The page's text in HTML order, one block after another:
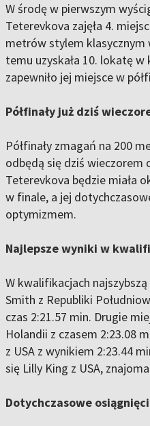
W środę w pierwszym
Teterevkova zajęła 4.
metrów stylem klasycznym
temu uzyskała 10. lokatę
zapewniło jej miejsce w
Półfinały już dziś
Półfinały zmagań na 200
odbędą się dziś wieczorem
Teterevkova będzie miała
w finale, a jej
optymizmem.
Najlepsze wyniki w
W kwalifikacjach najszybszą
Smith z Republiki
czas 2:21.57 min. Drugie
Holandii z czasem 2:23.08
z USA z wynikiem 2:23.44
się Lilly King z USA,
Dotychczasowe